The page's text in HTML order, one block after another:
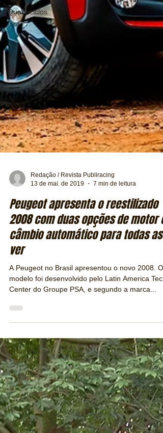
Quadriciclos
Redação / Revista Publiracing
13 de mai. de 2019
7 min de leitura
Peugeot apresenta o reestilizado
2008 com duas opções de motor e
câmbio automático para todas as
ver
A Peugeot no Brasil apresentou o novo 2008. O
Center do Groupe PSA, e segundo a marca...